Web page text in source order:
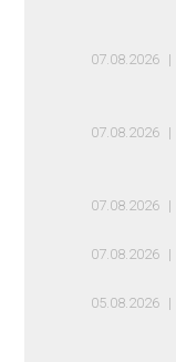
07.08.2026
07.08.2026
07.08.2026
07.08.2026
05.08.2026